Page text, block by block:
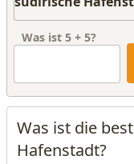
Was ist 5 + 5?
Was ist die
Hafenstadt?